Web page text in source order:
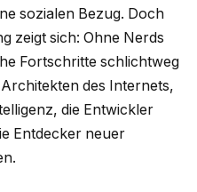
sozialen Bezug. Doch
zeigt sich: Ohne Nerds
Fortschritte schlichtweg
des Internets,
die Entwickler
Entdecker neuer